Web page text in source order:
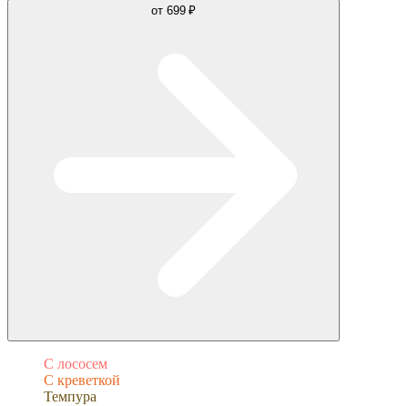
от 699 ₽
С лососем
С креветкой
Темпура